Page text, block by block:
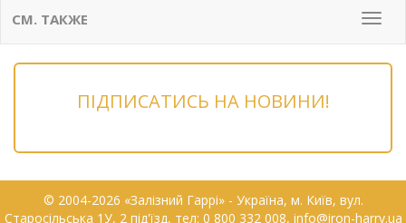
Меню
СМ. ТАКЖЕ
ПІДПИСАТИСЬ НА НОВИНИ!
© 2004-2026 «Залізний Гаррі» - Українa, м. Київ, вул.
Старосільська 1У, 2 під'їзд, тел: 0 800 332 008, info@iron-harry.ua